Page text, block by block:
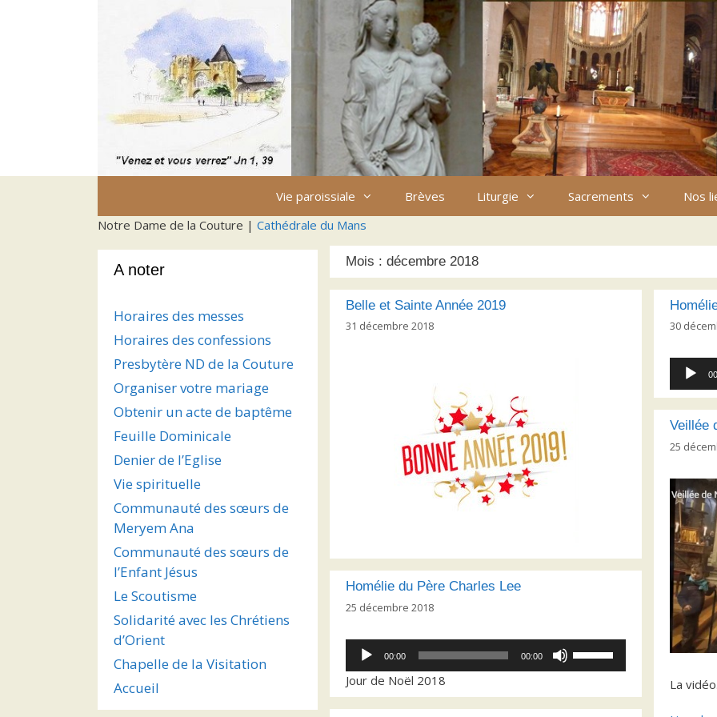
Vie paroissiale Brèves Liturgie Sacrements
Nos
Notre Dame de la Couture | Cathédrale du Mans
Mois : décembre 2018
Belle et Sainte Année 2019
31 décembre 2018 30
Lecteur
audio
Veillée
25
La
Homélie du Père Charles Lee
25 décembre 2018
Lecteur
audio
00:00 00:00
haut/bas
Jour de Noël 2018
A noter
Horaires des messes
Horaires des confessions
Presbytère ND de la Couture
Organiser votre mariage
Obtenir un acte de baptême
Feuille Dominicale
Denier de l’Eglise
Vie spirituelle
Communauté des sœurs de
Meryem Ana
Communauté des sœurs de
l’Enfant Jésus
Le Scoutisme
Solidarité avec les Chrétiens
d’Orient
Chapelle de la Visitation
Accueil